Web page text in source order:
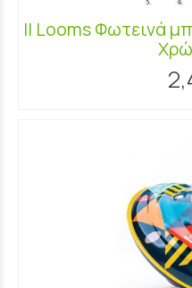
Il Looms Φωτεινά